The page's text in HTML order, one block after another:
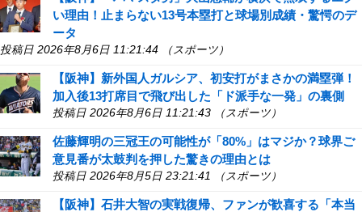
い理由！止まらない13号本塁打と球場別成績・驚愕のデ
ータ
投稿日 2026年8月6日 11:21:44 （スポーツ）
【阪神】新外国人ガルシア、初安打がまさかの満塁弾！
加入後13打席目で飛び出した「ド派手な一発」の裏側
投稿日 2026年8月6日 11:21:43 （スポーツ）
佐藤輝明の三冠王の可能性が「80%」はマジか？球界ご
意見番が太鼓判を押した驚きの理由とは
投稿日 2026年8月5日 23:21:41 （スポーツ）
【阪神】石井大智の実戦復帰、ファンが歓喜する「本当